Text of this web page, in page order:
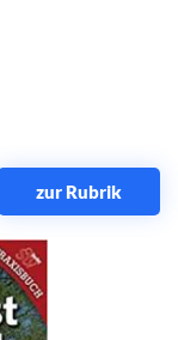
zur Rubrik